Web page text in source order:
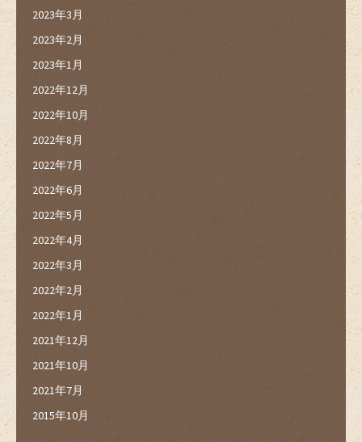
2023年3月
2023年2月
2023年1月
2022年12月
2022年10月
2022年8月
2022年7月
2022年6月
2022年5月
2022年4月
2022年3月
2022年2月
2022年1月
2021年12月
2021年10月
2021年7月
2015年10月